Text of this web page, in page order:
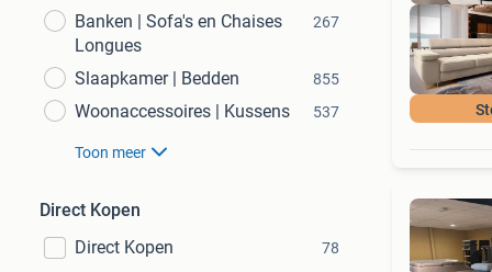
Banken | Sofa's en Chaises
Longues
267
Slaapkamer | Bedden 855
Woonaccessoires | Kussens 537
Toon meer
Direct Kopen
Direct Kopen
78